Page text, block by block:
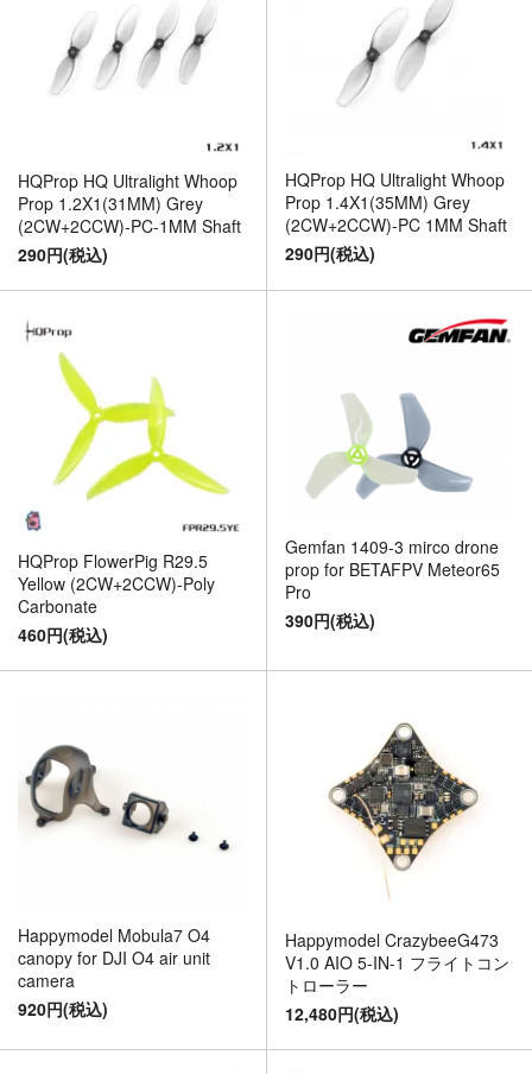
HQProp HQ Ultralight Whoop
Prop 1.2X1(31MM) Grey
(2CW+2CCW)-PC-1MM Shaft
290円(税込)
HQProp HQ Ultralight Whoop
Prop 1.4X1(35MM) Grey
(2CW+2CCW)-PC 1MM Shaft
290円(税込)
HQProp FlowerPig R29.5
Yellow (2CW+2CCW)-Poly
Carbonate
460円(税込)
Gemfan 1409-3 mirco drone
prop for BETAFPV Meteor65
Pro
390円(税込)
Happymodel Mobula7 O4
canopy for DJI O4 air unit
camera
920円(税込)
Happymodel CrazybeeG473
V1.0 AIO 5-IN-1 フライトコン
トローラー
12,480円(税込)